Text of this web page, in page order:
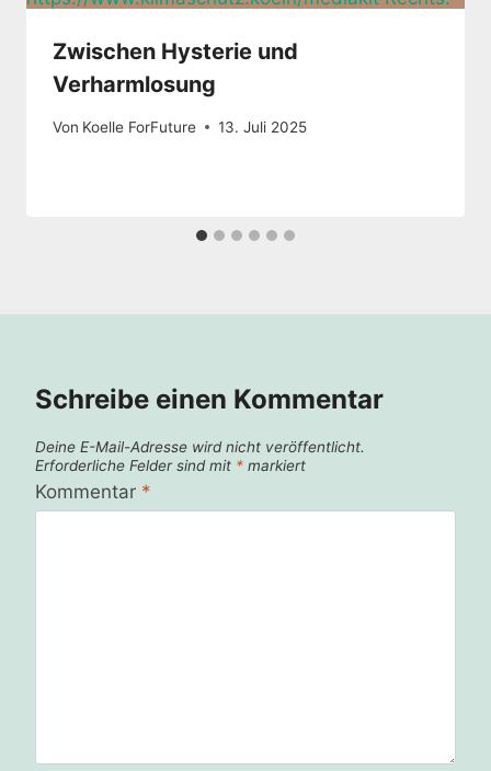
Zwischen Hysterie und
Verharmlosung
Von Koelle ForFuture 13. Juli 2025
Schreibe einen Kommentar
Deine E-Mail-Adresse wird nicht veröffentlicht.
Erforderliche Felder sind mit * markiert
Kommentar *